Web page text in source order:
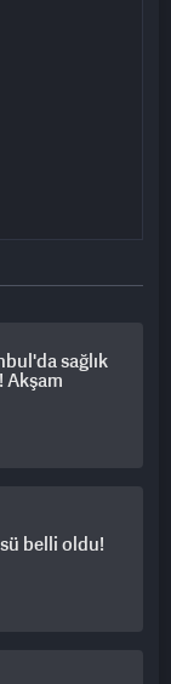
sağlık
belli oldu!